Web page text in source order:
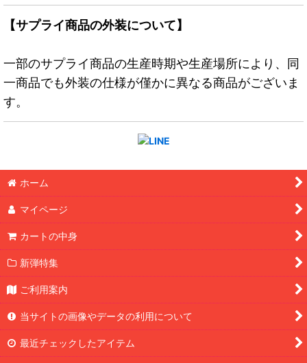
【サプライ商品の外装について】
一部のサプライ商品の生産時期や生産場所により、同
一商品でも外装の仕様が僅かに異なる商品がございま
す。
ホーム
マイページ
カートの中身
新弾特集
ご利用案内
当サイトの画像やデータの利用について
最近チェックしたアイテム